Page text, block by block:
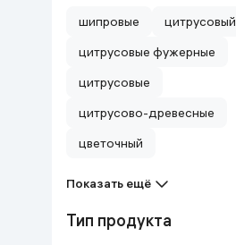
шипровые
цитрусовый
цитрусовые фужерные
цитрусовые
цитрусово-древесные
цветочный
Показать ещё
Тип продукта